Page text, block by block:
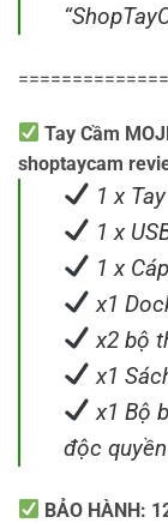
Tay Cầm
shoptaycam
1 x
1 x
1 x
x1
x2 bộ
x1
x1 Bộ
độc quyền
BẢO HÀNH: